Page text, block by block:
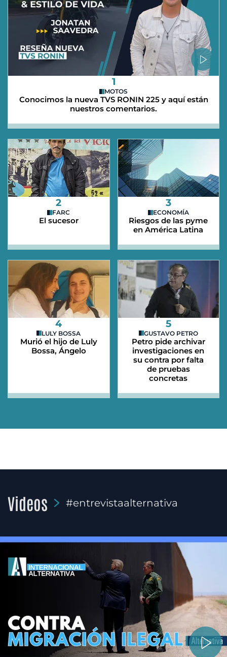
1
MOTOS
Conocimos la nueva TVS RONIN 225 y aquí están
nuestros comentarios.
2
FARC
El sucesor
3
ECONOMÍA
Riesgos de las pyme
en América Latina
4
LULY BOSSA
Murió el hijo de Luly
Bossa, Ángelo
5
GUSTAVO PETRO
Petro pide archivar
investigaciones en
su contra por falta
de pruebas
concretas
Videos #entrevistaalternativa